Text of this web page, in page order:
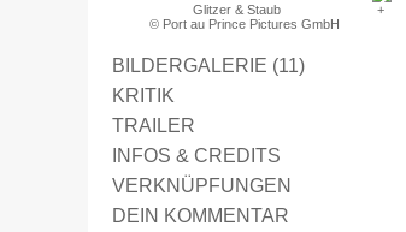
Glitzer & Staub
© Port au Prince Pictures GmbH
BILDERGALERIE (11)
KRITIK
TRAILER
INFOS & CREDITS
VERKNÜPFUNGEN
DEIN KOMMENTAR